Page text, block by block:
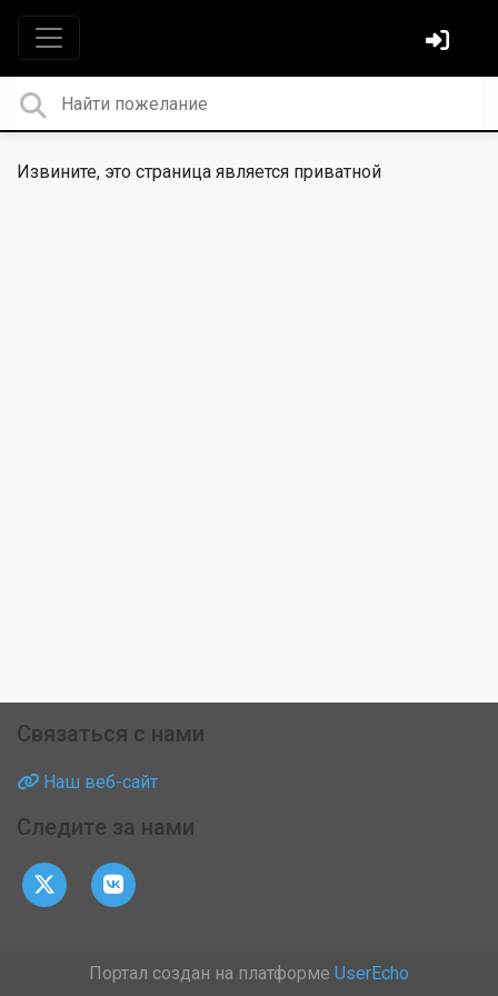
Извините, это страница является приватной
Связаться с нами
Наш веб-сайт
Следите за нами
Портал создан на платформе UserEcho